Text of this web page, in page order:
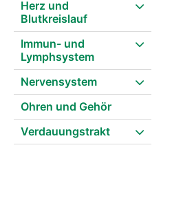
Herz und
Blutkreislauf
Immun- und
Lymphsystem
Nervensystem
Ohren und Gehör
Verdauungstrakt